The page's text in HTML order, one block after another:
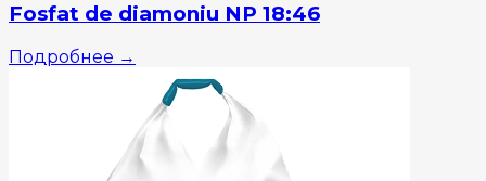
Fosfat de diamoniu NP 18:46
Подробнее →